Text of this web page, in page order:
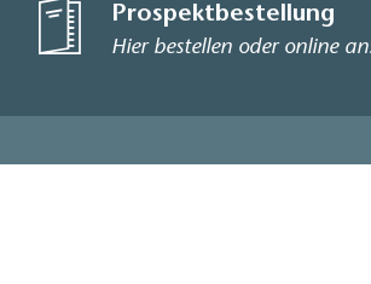
Prospektbestellung
Hier bestellen oder online